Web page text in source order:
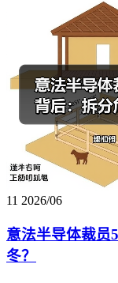
11 2026/06
意法半导体裁员
冬？